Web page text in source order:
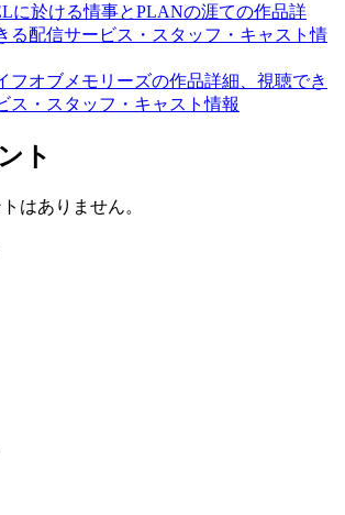
に於ける情事とPLANの涯ての作品詳
る配信サービス・スタッフ・キャスト情
フオブメモリーズの作品詳細、視聴でき
ス・スタッフ・キャスト情報
ト
はありません。